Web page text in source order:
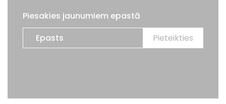
Piesakies jaunumiem epastā